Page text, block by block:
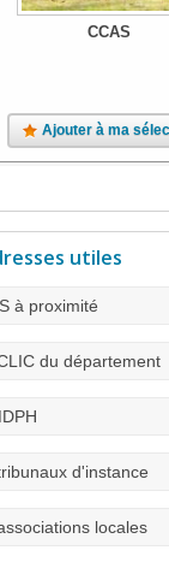
CCAS
Ajouter à ma
utiles
à proximité
du département
d'instance
locales